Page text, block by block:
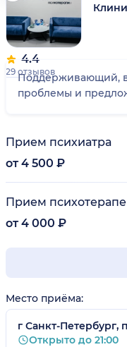
4.4
29 отзывов
Поддерживающий,
проблемы и
Прием психиатра
от 4 500 ₽
Прием
от 4 000 ₽
Место приёма:
г Санкт-
Открыто до 21:00